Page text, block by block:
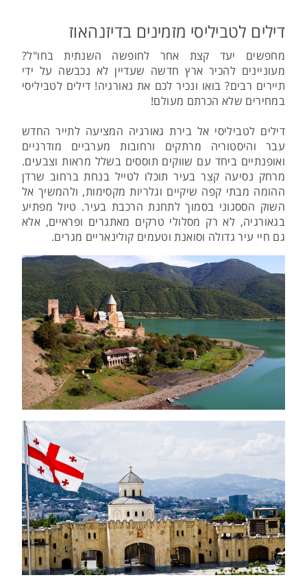
דילים לטביליסי מזמינים בדיזנהאוז
מחפשים יעד קצת אחר לחופשה השנתית בחו"ל?
מעוניינים להכיר ארץ חדשה שעדיין לא נכבשה על ידי
תיירים רבים? בואו ונכיר לכם את גאורגיה! דילים לטביליסי
במחירים שלא הכרתם מעולם!
דילים לטביליסי אל בירת גאורגיה המציעה לתייר החדש
עבר והיסטוריה מרתקים ורחובות מערביים מודרניים
ואופנתיים ביחד עם שווקים תוססים בשלל מראות וצבעים.
מרחק נסיעה קצר בעיר תוכלו לטייל בנחת ברחוב שרדן
ההומה מבתי קפה שיקיים וגלריות מקסימות, ולהמשיך אל
השוק הססגוני בסמוך לתחנת הרכבת בעיר. טיול מפתיע
בגאורגיה, לא רק מסלולי טרקים מאתגרים ופראיים, אלא
גם חיי עיר גדולה וסואנת וטעמים קולינאריים מגרים.